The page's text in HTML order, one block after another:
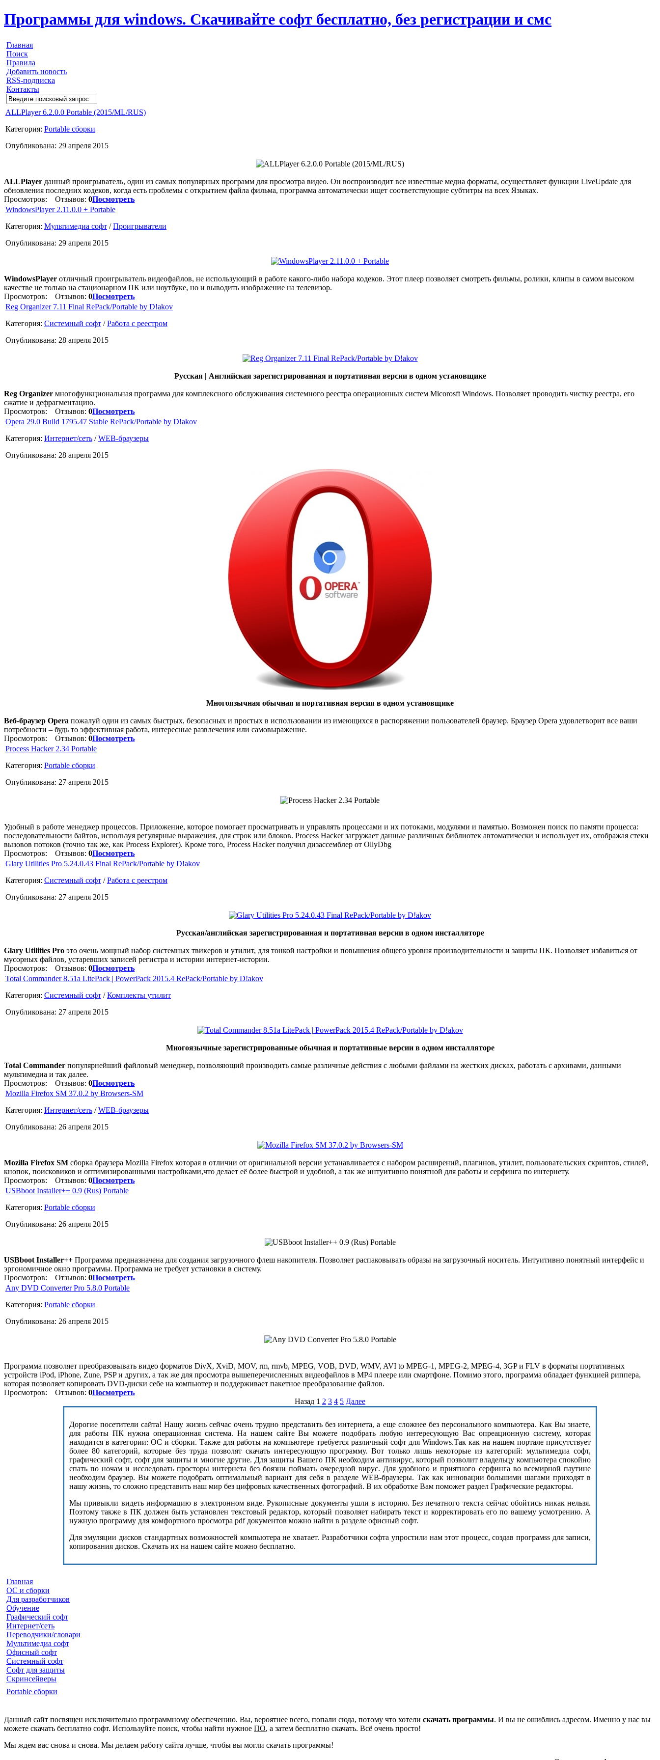
Программы для windows. Скачивайте софт бесплатно, без регистрации и смс
Главная
Поиск
Правила
Добавить новость
RSS-подписка
Контакты
ALLPlayer 6.2.0.0 Portable (2015/ML/RUS)
Категория: Portable сборки
Опубликована: 29 апреля 2015
ALLPlayer данный проигрыватель, один из самых популярных программ для просмотра видео. Он воспроизводит все известные медиа форматы, осуществляет функции LiveUpdate для
обновления последних кодеков, когда есть проблемы с открытием файла фильма, программа автоматически ищет соответствующие субтитры на всех Языках.
Просмотров:
Отзывов: 0Посмотреть
WindowsPlayer 2.11.0.0 + Portable
Категория: Мультимедиа софт /Проигрыватели
Опубликована: 29 апреля 2015
WindowsPlayer отличный проигрыватель видеофайлов, не использующий в работе какого-либо набора кодеков. Этот плеер позволяет смотреть фильмы, ролики, клипы в самом высоком
качестве не только на стационарном ПК или ноутбуке, но и выводить изображение на телевизор.
Просмотров:
Отзывов: 0Посмотреть
Reg Organizer 7.11 Final RePack/Portable by D!akov
Категория: Системный софт /Работа с реестром
Опубликована: 28 апреля 2015
Русская | Английская зарегистрированная и портативная версии в одном установщике
Reg Organizer многофункциональная программа для комплексного обслуживания системного реестра операционных систем Micorosft Windows. Позволяет проводить чистку реестра, его
сжатие и дефрагментацию.
Просмотров:
Отзывов: 0Посмотреть
Opera 29.0 Build 1795.47 Stable RePack/Portable by D!akov
Категория: Интернет/сеть /WEB-браузеры
Опубликована: 28 апреля 2015
Многоязычная обычная и портативная версия в одном установщике
Веб-браузер Opera пожалуй один из самых быстрых, безопасных и простых в использовании из имеющихся в распоряжении пользователей браузер. Браузер Opera удовлетворит все ваши
потребности – будь то эффективная работа, интересные развлечения или самовыражение.
Просмотров:
Отзывов: 0Посмотреть
Process Hacker 2.34 Portable
Категория: Portable сборки
Опубликована: 27 апреля 2015
Удобный в работе менеджер процессов. Приложение, которое помогает просматривать и управлять процессами и их потоками, модулями и памятью. Возможен поиск по памяти процесса:
последовательности байтов, используя регулярные выражения, для строк или блоков. Process Hacker загружает данные различных библиотек автоматически и использует их, отображая стеки
вызовов потоков (точно так же, как Process Explorer). Кроме того, Process Hacker получил дизассемблер от OllyDbg
Просмотров:
Отзывов: 0Посмотреть
Glary Utilities Pro 5.24.0.43 Final RePack/Portable by D!akov
Категория: Системный софт /Работа с реестром
Опубликована: 27 апреля 2015
Русская/английская зарегистрированная и портативная версии в одном инсталляторе
Glary Utilities Pro это очень мощный набор системных твикеров и утилит, для тонкой настройки и повышения общего уровня производительности и защиты ПК. Позволяет избавиться от
мусорных файлов, устаревших записей регистра и истории интернет-истории.
Просмотров:
Отзывов: 0Посмотреть
Total Commander 8.51a LitePack | PowerPack 2015.4 RePack/Portable by D!akov
Категория: Системный софт /Комплекты утилит
Опубликована: 27 апреля 2015
Многоязычные зарегистрированные обычная и портативные версии в одном инсталляторе
Total Commander популярнейший файловый менеджер, позволяющий производить самые различные действия с любыми файлами на жестких дисках, работать с архивами, данными
мультимедиа и так далее.
Просмотров:
Отзывов: 0Посмотреть
Mozilla Firefox SM 37.0.2 by Browsers-SM
Категория: Интернет/сеть /WEB-браузеры
Опубликована: 26 апреля 2015
Mozilla Firefox SM сборка браузера Mozilla Firefox которая в отличии от оригинальной версии устанавливается с набором расширений, плагинов, утилит, пользовательских скриптов, стилей,
кнопок, поисковиков и оптимизированными настройками,что делает её более быстрой и удобной, а так же интуитивно понятной для работы и серфинга по интернету.
Просмотров:
Отзывов: 0Посмотреть
USBboot Installer++ 0.9 (Rus) Portable
Категория: Portable сборки
Опубликована: 26 апреля 2015
USBboot Installer++ Программа предназначена для создания загрузочного флеш накопителя. Позволяет распаковывать образы на загрузочный носитель. Интуитивно понятный интерфейс и
эргономичное окно программы. Программа не требует установки в систему.
Просмотров:
Отзывов: 0Посмотреть
Any DVD Converter Pro 5.8.0 Portable
Категория: Portable сборки
Опубликована: 26 апреля 2015
Программа позволяет преобразовывать видео форматов DivX, XviD, MOV, rm, rmvb, MPEG, VOB, DVD, WMV, AVI to MPEG-1, MPEG-2, MPEG-4, 3GP и FLV в форматы портативных
устройств iPod, iPhone, Zune, PSP и других, а так же для просмотра вышеперечисленных видеофайлов в MP4 плеере или смартфоне. Помимо этого, программа обладает функцией риппера,
которая позволяет копировать DVD-диски себе на компьютер и поддерживает пакетное преобразование файлов.
Просмотров:
Отзывов: 0Посмотреть
Назад 1 2 3 4 5 Далее
Дорогие посетители сайта! Нашу жизнь сейчас очень трудно представить без интернета, а еще сложнее без персонального компьютера. Как Вы знаете,
для работы ПК нужна операционная система. На нашем сайте Вы можете подобрать любую интересующую Вас опреационную систему, которая
находится в категории: ОС и сборки. Также для работы на компьютере требуется различный софт для Windows.Так как на нашем портале присутствует
более 80 категорий, которые без труда позволят скачать интересующую программу. Вот только лишь некоторые из категорий: мультимедиа софт,
графический софт, софт для защиты и многие другие. Для защиты Вашего ПК необходим антивирус, который позволит владельцу компьютера спокойно
спать по ночам и исследовать просторы интернета без боязни поймать очередной вирус. Для удобного и приятного серфинга во всемирной паутине
необходим браузер. Вы можете подобрать оптимальный вариант для себя в разделе WEB-браузеры. Так как инновации большими шагами приходят в
нашу жизнь, то сложно представить наш мир без цифровых качественных фотографий. В их обработке Вам поможет раздел Графические редакторы.
Мы привыкли видеть информацию в электронном виде. Рукописные документы ушли в историю. Без печатного текста сейчас обойтись никак нельзя.
Поэтому также в ПК должен быть установлен текстовый редактор, который позволяет набирать текст и корректировать его по вашему усмотрению. А
нужную программу для комфортного просмотра pdf документов можно найти в разделе офисный софт.
Для эмуляции дисков стандартных возможностей компьютера не хватает. Разработчики софта упростили нам этот процесс, создав програмss для записи,
копирования дисков. Скачать их на нашем сайте можно бесплатно.
Главная
ОС и сборки
Для разработчиков
Обучение
Графический софт
Интернет/сеть
Переводчики/словари
Мультимедиа софт
Офисный софт
Системный софт
Софт для защиты
Скринсейверы
Portable сборки
Данный сайт посвящен исключительно программному обеспечению. Вы, вероятнее всего, попали сюда, потому что хотели скачать программы. И вы не ошиблись адресом. Именно у нас вы
можете скачать бесплатно софт. Используйте поиск, чтобы найти нужное ПО, а затем бесплатно скачать. Всё очень просто!
Мы ждем вас снова и снова. Мы делаем работу сайта лучше, чтобы вы могли скачать программы!